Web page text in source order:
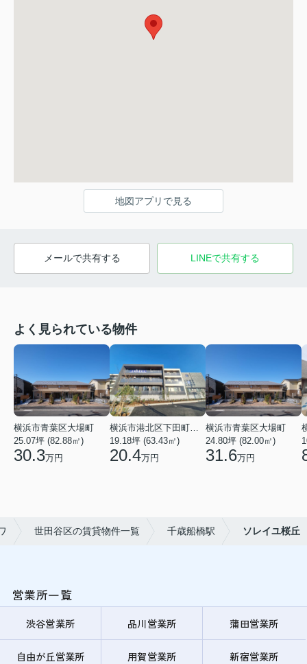
地図アプリで見る
メールで共有する LINEで共有する
よく見られている物件
横浜市青葉区大場町
25.07坪 (82.88㎡)
30.3万円
19.18坪 (63.43㎡)
20.4万円
横浜市青葉区大場町
24.80坪 (82.00㎡)
31.6万円
世田谷区の賃貸物件一覧 千歳船橋駅 ソレイユ桜丘
営業所一覧
渋谷営業所 品川営業所 蒲田営業所
自由が丘営業所 用賀営業所 新宿営業所